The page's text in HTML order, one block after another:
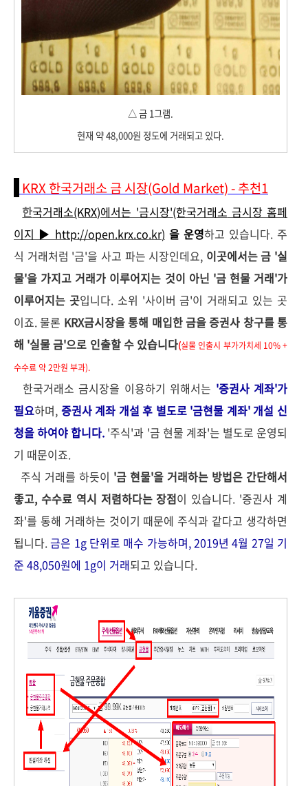
△ 금 1그램.
현재 약 48,000원 정도에 거래되고 있다.
KRX 한국거래소 금 시장(Gold Market) - 추천1
한국거래소(KRX)에서는 '금시장'(한국거래소 금시장 홈페
이지 ▶ http://open.krx.co.kr) 을 운영하고 있습니다. 주
식 거래처럼 '금'을 사고 파는 시장인데요, 이곳에서는 금 '실
물'을 가지고 거래가 이루어지는 것이 아닌 '금 현물 거래'가
이루어지는 곳입니다. 소위 '사이버 금'이 거래되고 있는 곳
이죠. 물론 KRX금시장을 통해 매입한 금을 증권사 창구를 통
해 '실물 금'으로 인출할 수 있습니다(실물 인출시 부가가치세 10% +
수수료 약 2만원 부과).
한국거래소 금시장을 이용하기 위해서는 '증권사 계좌'가
필요하며, 증권사 계좌 개설 후 별도로 '금현물 계좌' 개설 신
청을 하여야 합니다. '주식'과 '금 현물 계좌'는 별도로 운영되
기 때문이죠.
주식 거래를 하듯이 '금 현물'을 거래하는 방법은 간단해서
좋고, 수수료 역시 저렴하다는 장점이 있습니다. '증권사 계
좌'를 통해 거래하는 것이기 때문에 주식과 같다고 생각하면
됩니다.금은 1g 단위로 매수 가능하며, 2019년 4월 27일 기
준 48,050원에 1g이 거래되고 있습니다.